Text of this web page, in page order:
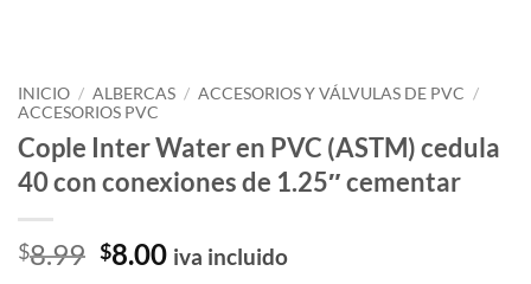
INICIO / ALBERCAS / ACCESORIOS Y VÁLVULAS DE PVC /
ACCESORIOS PVC
Cople Inter Water en PVC (ASTM) cedula
40 con conexiones de 1.25″ cementar
$8.99 El
$8.00El
iva incluido